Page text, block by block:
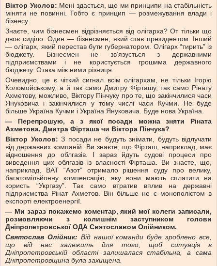
Віктор Уколов: Мені здається, що ми принципи на стабільність
міняти не повинні. Тобто є принцип — розмежування влади і
бізнесу.
Знаєте, чим бізнесмен відрізняється від олігарха? От тільки що
двоє сиділо. Один — бізнесмен, який став президентом. Інший
— олігарх, який перестав бути губернатором. Олігарх “тирить” із
бюджету. Бізнесмен не зв’язується з державними
підприємствами і не користується грошима державного
бюджету. Отака між ними різниця.
Очевидно, це є чіткий сигнал всім олігархам, не тільки Ігорю
Коломойському, а й так само Дмитру Фірташу, так само Рінату
Ахметову, можливо, Віктору Пінчуку про те, що закінчилися часи
Януковича і закінчилися у тому числі часи Кучми. Не буде
більше Україна Кучми і Україна Януковича. Буде нова Україна.
— Перепрошую, а з якої посади можна зняти Ріната
Ахметова, Дмитра Фірташа чи Віктора Пінчука?
Віктор Уколов: З посади не будуть знімати, будуть відлучати
від державних компаній. Ви знаєте, що Фірташ, наприклад, має
відношення до облгазів. І зараз йдуть судові процеси про
виведення цих облгазів із власності Фірташа. Ви знаєте, що,
наприклад, ВАТ “Азот” отримало рішення суду про велику,
багатомільйонну компенсацію, яку вони мають сплатити на
користь “Укргазу”. Так само втратив вплив на державні
підприємства Рінат Ахметов. Він більше не є монополістом в
експорті електроенергії.
— Ми зараз покажемо коментар, який мої колеги записали,
розмовляючи з колишнім заступником голови
Дніпропетровської ОДА Святославом Олійником.
Святослав Олійник: Від нашої команди буде зроблено все,
що від нас залежить для того, щоб ситуація в
Дніпропетровській області залишалася стабільна, а сама
Дніпропетровщина була захищена.